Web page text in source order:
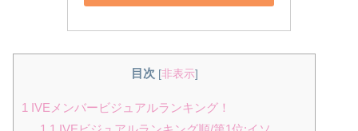
目次 [非表示]
1 IVEメンバービジュアルランキング！